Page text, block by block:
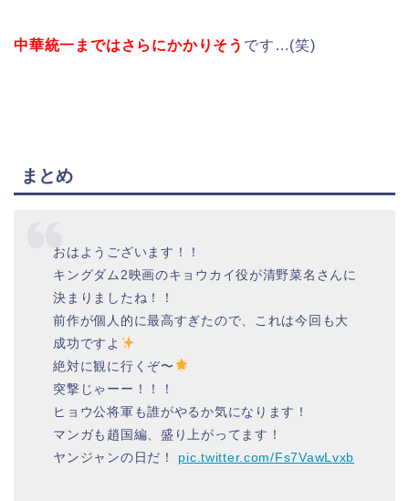
中華統一まではさらにかかりそう です…(笑)
まとめ
おはようございます！！
キングダム2映画のキョウカイ役が清野菜名さんに
決まりましたね！！
前作が個人的に最高すぎたので、これは今回も大
成功ですよ
絶対に観に行くぞ〜
突撃じゃーー！！！
ヒョウ公将軍も誰がやるか気になります！
マンガも趙国編、盛り上がってます！
ヤンジャンの日だ！ pic.twitter.com/Fs7VawLvxb